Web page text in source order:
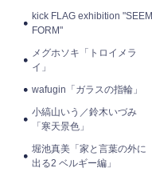
kick FLAG exhibition "SEEM
FORM"
メグホソキ「トロイメラ
イ」
wafugin「ガラスの指輪」
小縞山いう／鈴木いづみ
「寒天景色」
堀池真美「家と言葉の外に
出る2 ベルギー編」